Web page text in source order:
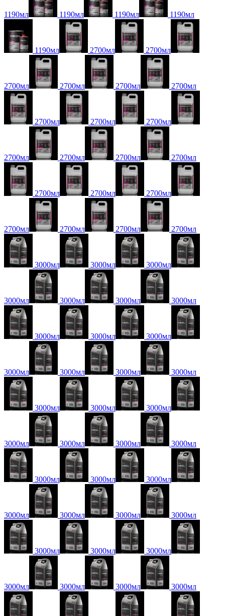
1190мл 1190мл 1190мл 1190мл
1190мл 2700мл 2700мл
2700мл 2700мл 2700мл 2700мл
2700мл 2700мл 2700мл
2700мл 2700мл 2700мл 2700мл
2700мл 2700мл 2700мл
2700мл 2700мл 2700мл 2700мл
3000мл 3000мл 3000мл
3000мл 3000мл 3000мл 3000мл
3000мл 3000мл 3000мл
3000мл 3000мл 3000мл 3000мл
3000мл 3000мл 3000мл
3000мл 3000мл 3000мл 3000мл
3000мл 3000мл 3000мл
3000мл 3000мл 3000мл 3000мл
3000мл 3000мл 3000мл
3000мл 3000мл 3000мл 3000мл